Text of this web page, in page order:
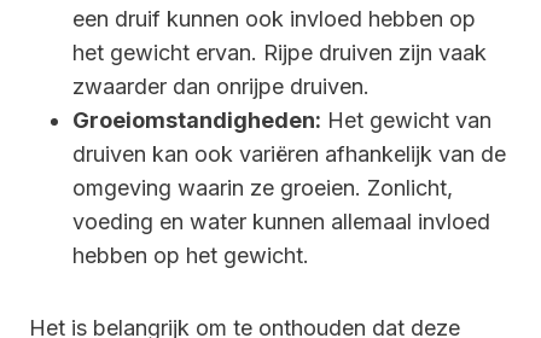
een druif kunnen ook invloed hebben op
het gewicht ervan. Rijpe druiven zijn vaak
zwaarder dan onrijpe druiven.
Groeiomstandigheden: Het gewicht van
druiven kan ook variëren afhankelijk van de
omgeving waarin ze groeien. Zonlicht,
voeding en water kunnen allemaal invloed
hebben op het gewicht.
Het is belangrijk om te onthouden dat deze